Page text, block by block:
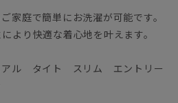
家庭で簡単にお洗濯が可能です。
より快適な着心地を叶えます。
アル タイト スリム エントリー